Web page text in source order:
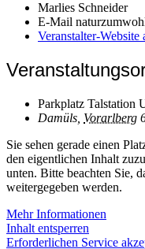
Marlies Schneider
E-Mail
Veranstalter-Website
Parkplatz Talstation
Damüls Vorarlberg
Sie sehen gerade einen
den eigentlichen Inhalt
unten. Bitte beachten Sie,
weitergegeben werden.
Mehr Informationen
Inhalt entsperren
Erforderlichen Service